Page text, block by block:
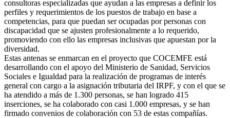
consultoras especializadas que ayudan a las empresas a definir los
perfiles y requerimientos de los puestos de trabajo en base a
competencias, para que puedan ser ocupadas por personas con
discapacidad que se ajusten profesionalmente a lo requerido,
promoviendo con ello las empresas inclusivas que apuestan por la
diversidad.
Estas antenas se enmarcan en el proyecto que COCEMFE está
desarrollando con el apoyo del Ministerio de Sanidad, Servicios
Sociales e Igualdad para la realización de programas de interés
general con cargo a la asignación tributaria del IRPF, y con el que se
ha atendido a más de 1.300 personas, se han logrado 415
inserciones, se ha colaborado con casi 1.000 empresas, y se han
firmado convenios de colaboración con 53 de estas compañías.